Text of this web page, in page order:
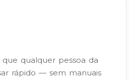
qualquer pessoa da
rápido — sem manuais